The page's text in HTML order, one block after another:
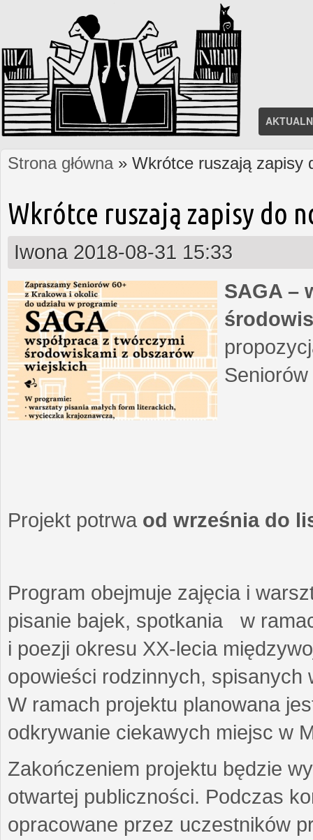
Jesteś tutaj
Strona główna» Wkrótce ruszają zapisy
Wkrótce ruszają zapisy do
Iwona 2018-08-31 15:33
SAGA –
Projekt potrwa od września do
Program obejmuje zajęcia i
pisanie bajek, spotkania w
i poezji okresu XX-lecia
opowieści rodzinnych,
W ramach projektu planowana
odkrywanie ciekawych miejsc w
Zakończeniem projektu będzie
otwartej publiczności. Podczas
opracowane przez uczestników